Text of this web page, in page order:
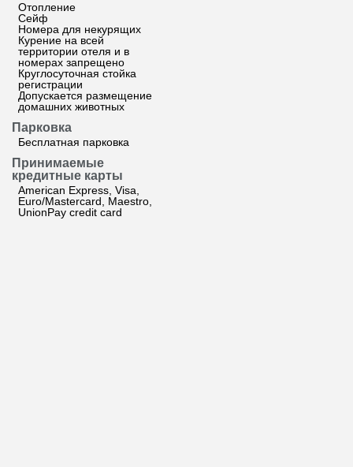
Отопление
Сейф
Номера для некурящих
Курение на всей
территории отеля и в
номерах запрещено
Круглосуточная стойка
регистрации
Допускается размещение
домашних животных
Парковка
Бесплатная парковка
Принимаемые
кредитные карты
American Express, Visa,
Euro/Mastercard, Maestro,
UnionPay credit card